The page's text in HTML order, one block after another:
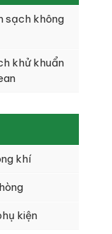
sạch không
khử khuẩn
khí
kiện